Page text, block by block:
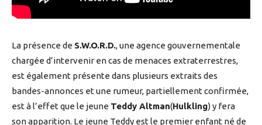
La présence de S.W.O.R.D., une agence gouvernementale
chargée d’intervenir en cas de menaces extraterrestres,
est également présente dans plusieurs extraits des
bandes-annonces et une rumeur, partiellement confirmée,
est à l’effet que le jeune Teddy Altman(Hulkling) y fera
son apparition. Le jeune Teddy est le premier enfant né de